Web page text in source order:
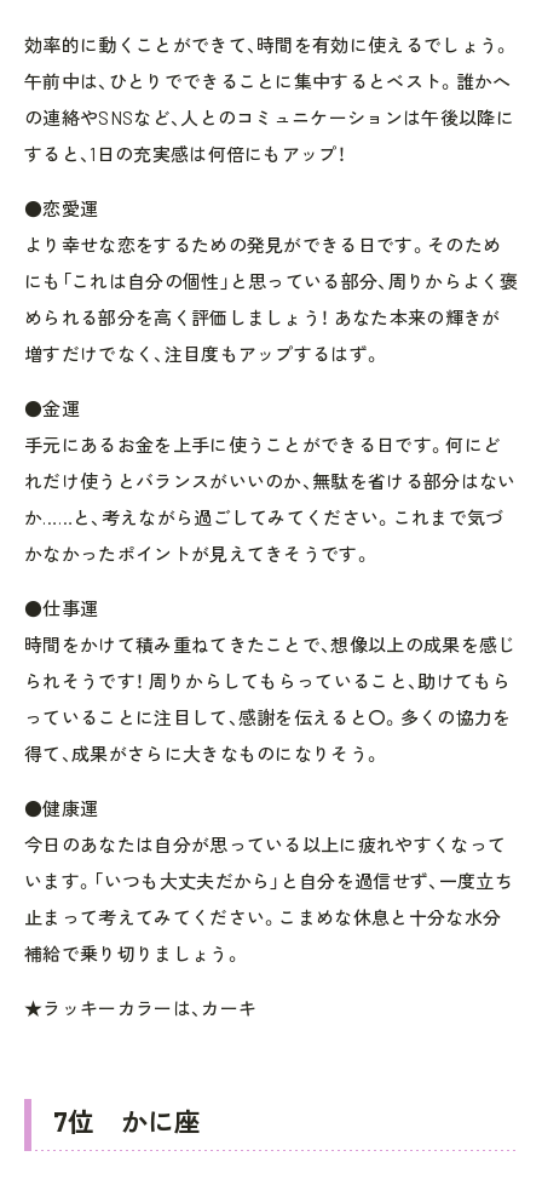
効率的に動くことができて、時間を有効に使えるでしょう。
午前中は、ひとりでできることに集中するとベスト。誰かへ
の連絡やSNSなど、人とのコミュニケーションは午後以降に
すると、1日の充実感は何倍にもアップ！
●恋愛運
より幸せな恋をするための発見ができる日です。そのため
にも「これは自分の個性」と思っている部分、周りからよく褒
められる部分を高く評価しましょう！ あなた本来の輝きが
増すだけでなく、注目度もアップするはず。
●金運
手元にあるお金を上手に使うことができる日です。何にど
れだけ使うとバランスがいいのか、無駄を省ける部分はない
か……と、考えながら過ごしてみてください。これまで気づ
かなかったポイントが見えてきそうです。
●仕事運
時間をかけて積み重ねてきたことで、想像以上の成果を感じ
られそうです！ 周りからしてもらっていること、助けてもら
っていることに注目して、感謝を伝えると〇。多くの協力を
得て、成果がさらに大きなものになりそう。
●健康運
今日のあなたは自分が思っている以上に疲れやすくなって
います。「いつも大丈夫だから」と自分を過信せず、一度立ち
止まって考えてみてください。こまめな休息と十分な水分
補給で乗り切りましょう。
★ラッキーカラーは、カーキ
7位 かに座